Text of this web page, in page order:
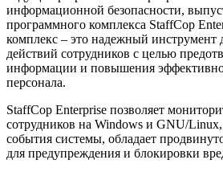
информационной безопасности,
программного комплекса StaffCop
комплекс – это надежный инструмент
действий сотрудников с целью
информации и повышения
персонала.
StaffCop Enterprise позволяет
сотрудников на Windows и GNU/
события системы, обладает
для предупреждения и блокировки